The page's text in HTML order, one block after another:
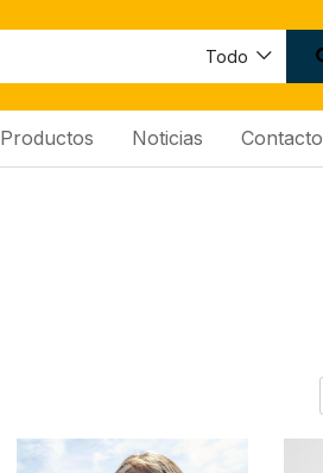
Todo
Productos Noticias Contacto